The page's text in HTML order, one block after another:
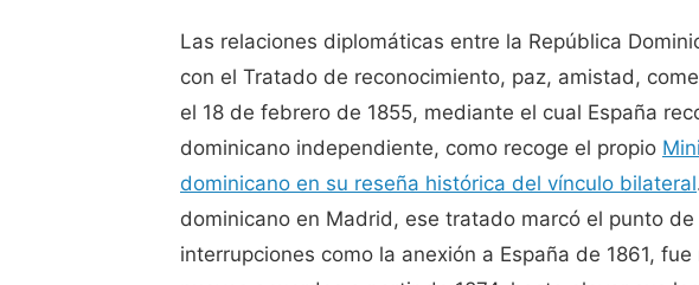
Las relaciones diplomáticas entre la República
con el Tratado de reconocimiento, paz, amistad,
el 18 de febrero de 1855, mediante el cual España
dominicano independiente, como recoge el propio
dominicano en su reseña histórica del vínculo bilateral
dominicano en Madrid, ese tratado marcó el punto
interrupciones como la anexión a España de 1861,